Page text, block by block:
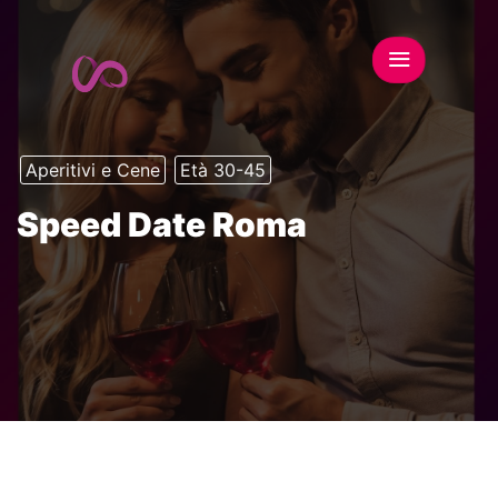
Aperitivi e Cene Età 30-45
Speed Date Roma